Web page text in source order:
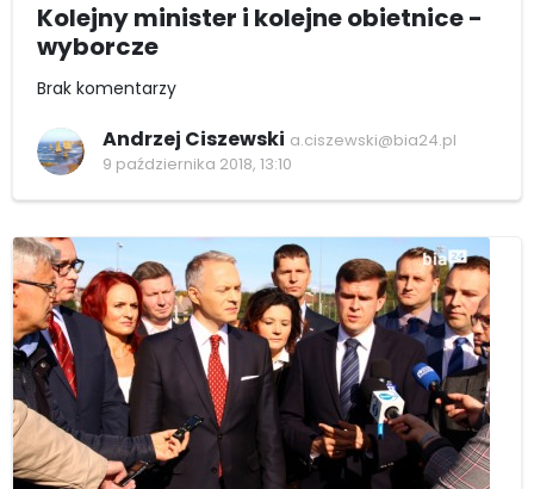
Kolejny minister i kolejne obietnice -
wyborcze
Brak komentarzy
Andrzej Ciszewski a.ciszewski@bia24.pl
9 października 2018, 13:10